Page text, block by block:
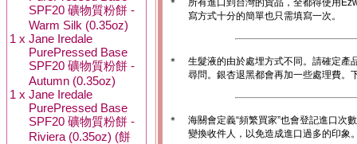
SPF20 礦物質粉餅 -
Warm Silk (0.35oz)
1 x Jane Iredale
PurePressed Base
SPF20 礦物質粉餅 -
Autumn (0.35oz)
1 x Jane Iredale
PurePressed Base
SPF20 礦物質粉餅 -
Riviera (0.35oz) (餅
＊
所有進口到台灣的貨品，全都得使用
寫方式十分的簡單也只需填寫一次。
＊
生髮液的由於處埋方式不同。請確定產
尋問。銀杏退黑都會再加一些處理費。
＊
海關會定義“頻繁買家”也會登記進口次
變換收件人，以免造成進口過多的印象